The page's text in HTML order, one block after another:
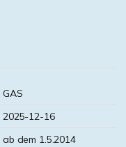
GAS
2025-12-16
ab dem 1.5.2014